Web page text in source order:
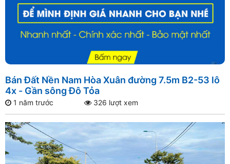
Bán Đất Nền Nam Hòa Xuân đường 7.5m B2-53 lô
4x - Gần sông Đô Tỏa
1 năm trước 326 lượt xem